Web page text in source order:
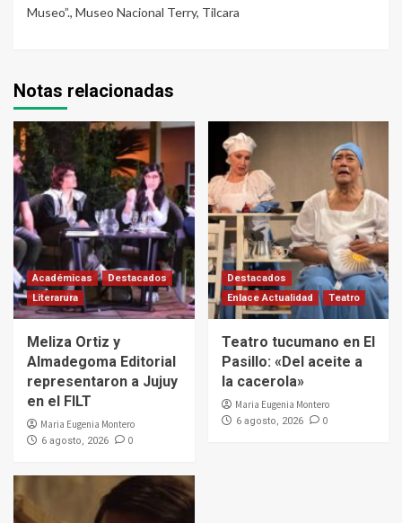
Museo”., Museo Nacional Terry, Tilcara
Notas relacionadas
Académicas
Destacados
Literarura
Meliza Ortiz y
Almadegoma Editorial
representaron a Jujuy
en el FILT
Maria Eugenia Montero
6 agosto, 2026 0
Destacados
Enlace Actualidad
Teatro
Teatro tucumano en El
Pasillo: «Del aceite a
la cacerola»
Maria Eugenia Montero
6 agosto, 2026 0